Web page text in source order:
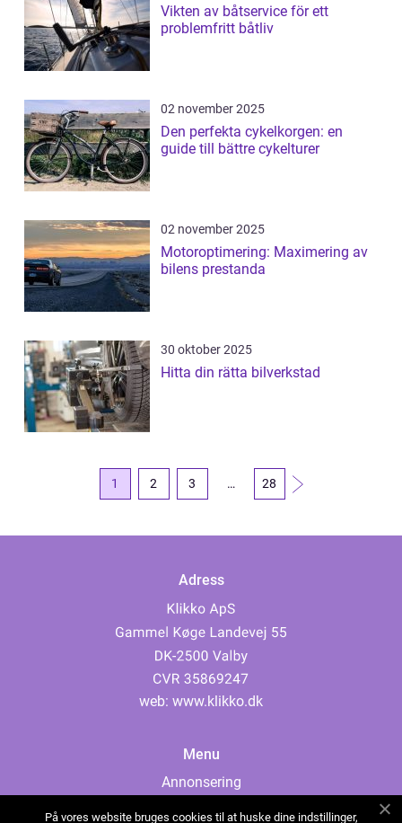
Vikten av båtservice för ett
problemfritt båtliv
02 november 2025
Den perfekta cykelkorgen: en
guide till bättre cykelturer
02 november 2025
Motoroptimering: Maximering av
bilens prestanda
30 oktober 2025
Hitta din rätta bilverkstad
1 2 3 … 28
Adress
web: www.klikko.dk
Menu
Annonsering
På vores website bruges cookies til at huske dine indstillinger,